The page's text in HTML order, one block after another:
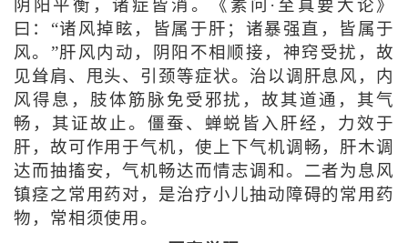
阴阳平衡，诸症皆消。《素问·至真要大论》
曰：“诸风掉眩，皆属于肝；诸暴强直，皆属于
风。”肝风内动，阴阳不相顺接，神窍受扰，故
见耸肩、甩头、引颈等症状。治以调肝息风，内
风得息，肢体筋脉免受邪扰，故其道通，其气
畅，其证故止。僵蚕、蝉蜕皆入肝经，力效于
肝，故可作用于气机，使上下气机调畅，肝木调
达而抽搐安，气机畅达而情志调和。二者为息风
镇痉之常用药对，是治疗小儿抽动障碍的常用药
物，常相须使用。